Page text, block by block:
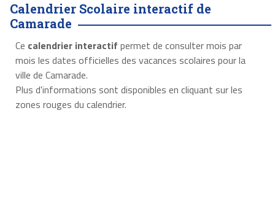
Calendrier Scolaire interactif de
Camarade
Ce calendrier interactif permet de consulter mois par
mois les dates officielles des vacances scolaires pour la
ville de Camarade.
Plus d'informations sont disponibles en cliquant sur les
zones rouges du calendrier.